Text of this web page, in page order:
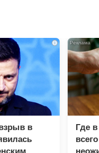
i
в
Где